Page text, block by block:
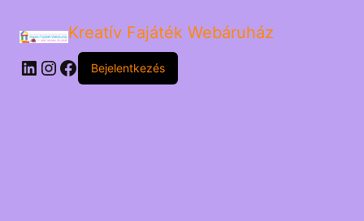
Kreatív Fajáték Webáruház
LinkedIn
Instagram
Facebook
Bejelentkezés